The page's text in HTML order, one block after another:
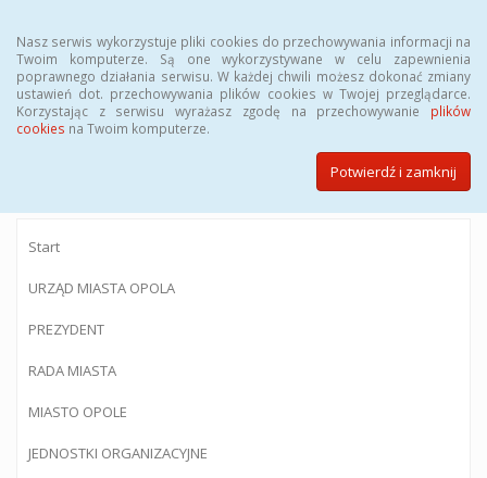
Nasz serwis wykorzystuje pliki cookies do przechowywania informacji na
Twoim komputerze. Są one wykorzystywane w celu zapewnienia
poprawnego działania serwisu. W każdej chwili możesz dokonać zmiany
ustawień dot. przechowywania plików cookies w Twojej przeglądarce.
Korzystając z serwisu wyrażasz zgodę na przechowywanie plików
cookies na Twoim komputerze.
Potwierdź i zamknij
BIULETYN INFORMACJI PUBLICZNEJ
Urzędu Miasta Opola
Start
URZĄD MIASTA OPOLA
PREZYDENT
RADA MIASTA
MIASTO OPOLE
JEDNOSTKI ORGANIZACYJNE